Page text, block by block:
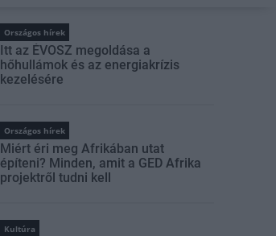
Országos hírek
Itt az ÉVOSZ megoldása a
hőhullámok és az energiakrízis
kezelésére
Országos hírek
Miért éri meg Afrikában utat
építeni? Minden, amit a GED Afrika
projektről tudni kell
Kultúra